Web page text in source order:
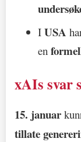
I USA
en
xAIs svar
15. januar
tillate